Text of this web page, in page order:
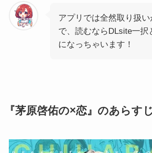
アプリでは全然取り扱
で、読むならDLsite一択
になっちゃいます！
『茅原啓佑の×恋』のあらすじ